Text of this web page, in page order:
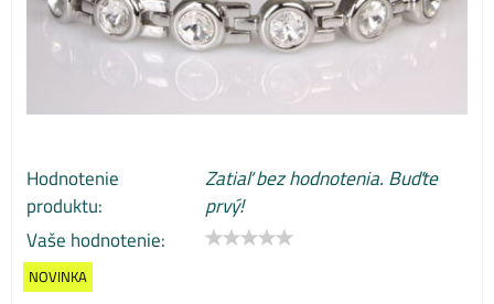
Hodnotenie
produktu:
Zatiaľ bez hodnotenia. Buďte
prvý!
Vaše hodnotenie:
NOVINKA